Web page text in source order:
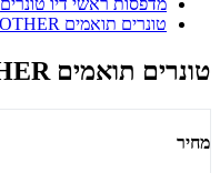
מדפסות ראשי דיו טונרים
טונרים תואמים BROTHER
טונרים תואמים BROTHER
מחיר